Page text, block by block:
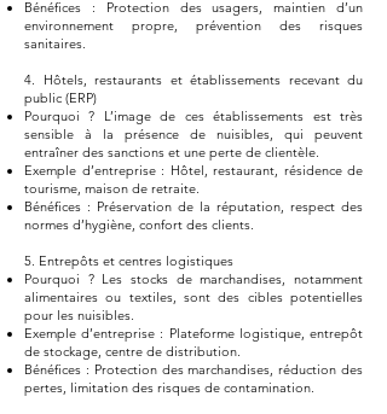
Bénéfices : Protection des usagers, maintien d’un
environnement propre, prévention des risques
sanitaires.
4. Hôtels, restaurants et établissements recevant du
public (ERP)
Pourquoi ? L’image de ces établissements est très
sensible à la présence de nuisibles, qui peuvent
entraîner des sanctions et une perte de clientèle.
Exemple d’entreprise : Hôtel, restaurant, résidence de
tourisme, maison de retraite.
Bénéfices : Préservation de la réputation, respect des
normes d’hygiène, confort des clients.
5. Entrepôts et centres logistiques
Pourquoi ? Les stocks de marchandises, notamment
alimentaires ou textiles, sont des cibles potentielles
pour les nuisibles.
Exemple d’entreprise : Plateforme logistique, entrepôt
de stockage, centre de distribution.
Bénéfices : Protection des marchandises, réduction des
pertes, limitation des risques de contamination.